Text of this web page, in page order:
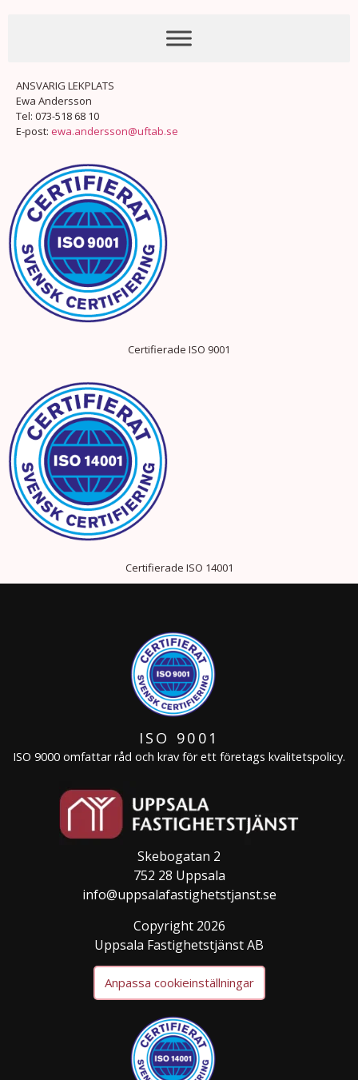
ANSVARIG LEKPLATS
Ewa Andersson
Tel: 073-518 68 10
E-post: ewa.andersson@uftab.se
Certifierade ISO 9001
Certifierade ISO 14001
ISO 9001
ISO 9000 omfattar råd och krav för ett företags kvalitetspolicy.
Skebogatan 2
752 28 Uppsala
info@uppsalafastighetstjanst.se
Copyright 2026
Uppsala Fastighetstjänst AB
Anpassa cookieinställningar